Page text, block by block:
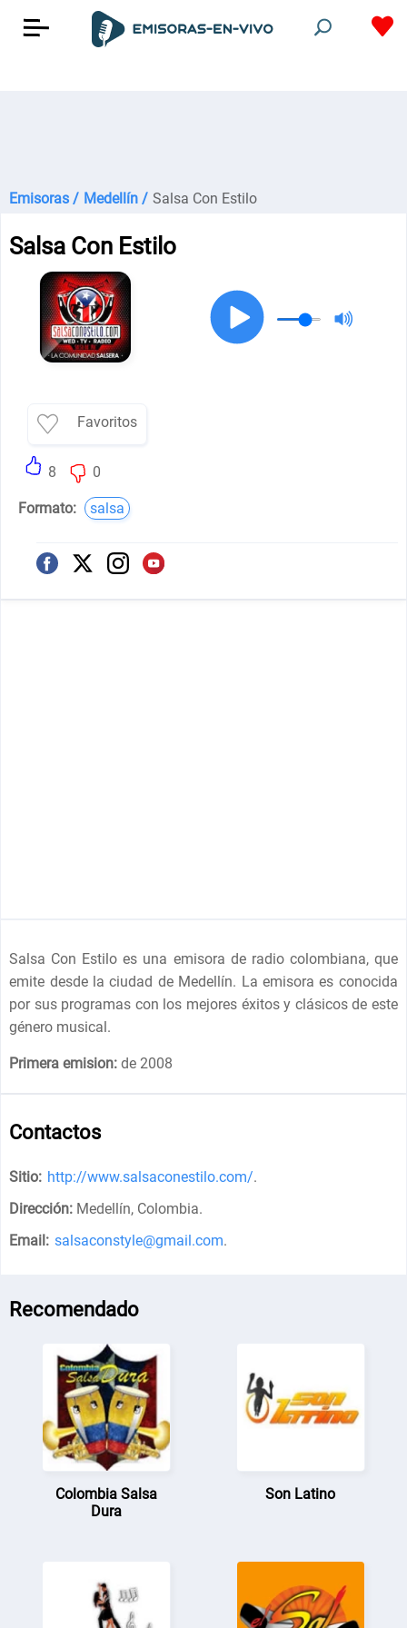
Emisoras / Medellín / Salsa Con Estilo
Salsa Con Estilo
Favoritos
8 0
Formato: salsa
Salsa Con Estilo es una emisora de radio colombiana, que
emite desde la ciudad de Medellín. La emisora es conocida
por sus programas con los mejores éxitos y clásicos de este
género musical.
Primera emision: de 2008
Contactos
Sitio: http://www.salsaconestilo.com/.
Dirección: Medellín, Colombia.
Email: salsaconstyle@gmail.com.
Recomendado
Colombia Salsa
Dura
Son Latino